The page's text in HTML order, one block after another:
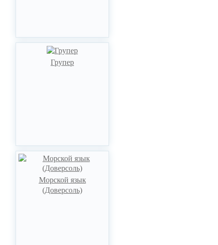
Групер
Морской язык
(Доверсоль)